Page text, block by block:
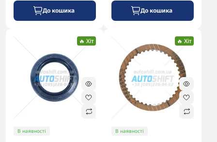
До кошика До кошика
🔥 Хіт
В наявності
🔥 Хіт
В наявності